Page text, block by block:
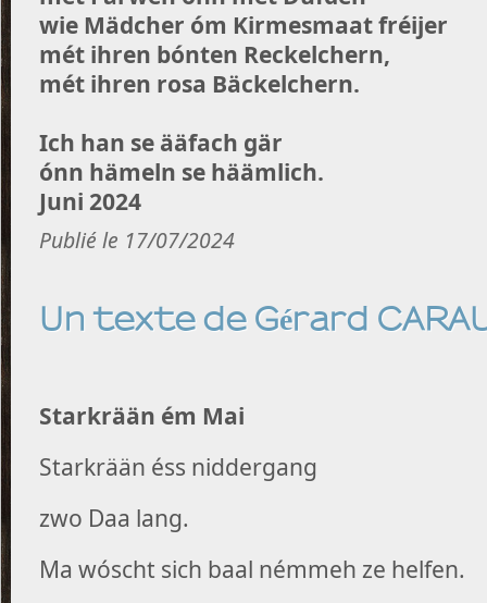
wie Mädcher óm Kirmesmaat fréijer
mét ihren bónten Reckelchern,
mét ihren rosa Bäckelchern.
Ich han se ääfach gär
ónn hämeln se häämlich.
Juni 2024
Publié le 17/07/2024
Un texte de Gérard
Starkrään ém Mai
Starkrään éss niddergang
zwo Daa lang.
Ma wóscht sich baal némmeh ze helfen.